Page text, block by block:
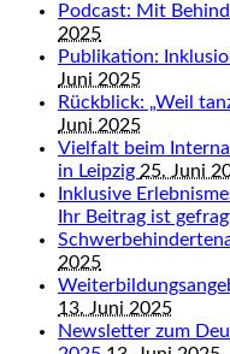
Podcast: Mit
2025
Publikation:
Juni 2025
Rückblick: „Weil
Juni 2025
Vielfalt beim
in Leipzig 25. Juni
Inklusive
Ihr Beitrag ist
2025
13. Juni 2025
Newsletter zum